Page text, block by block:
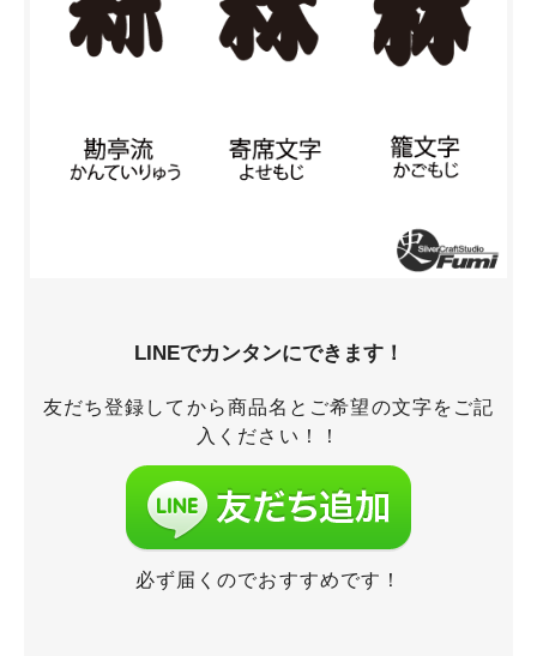
LINEでカンタンにできます！
友だち登録してから商品名とご希望の文字をご記
入ください！！
必ず届くのでおすすめです！